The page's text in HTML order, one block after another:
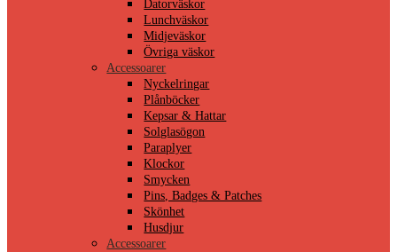
Datorväskor
Lunchväskor
Midjeväskor
Övriga väskor
Accessoarer
Nyckelringar
Plånböcker
Kepsar & Hattar
Solglasögon
Paraplyer
Klockor
Smycken
Pins, Badges & Patches
Skönhet
Husdjur
Accessoarer